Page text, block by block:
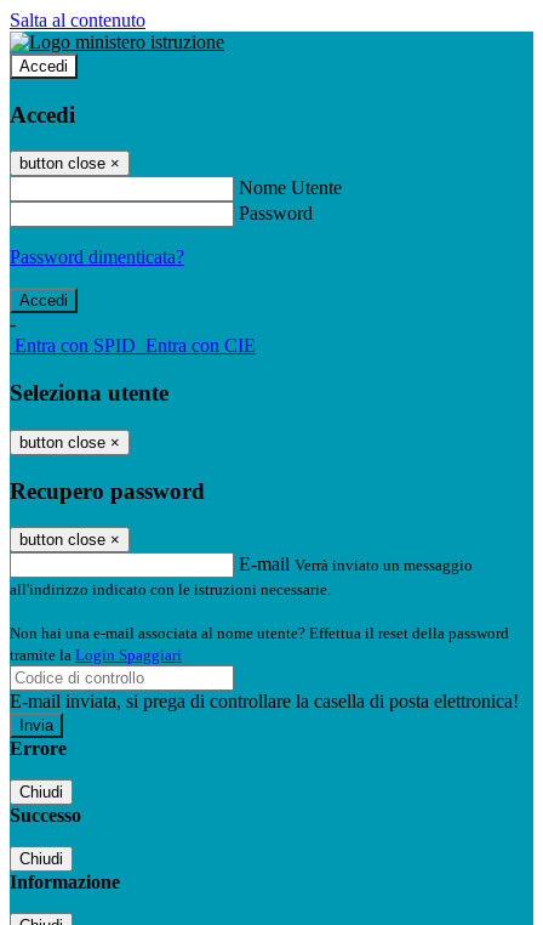
Salta al contenuto
Accedi
Accedi
button close ×
Nome Utente
Password
Password dimenticata?
-
Entra con SPID Entra con CIE
Seleziona utente
button close ×
Recupero password
button close ×
E-mail Verrà inviato un messaggio
all'indirizzo indicato con le istruzioni necessarie.
Non hai una e-mail associata al nome utente? Effettua il reset della password
tramite la Login Spaggiari
E-mail inviata, si prega di controllare la casella di posta elettronica!
Errore
Chiudi
Successo
Chiudi
Informazione